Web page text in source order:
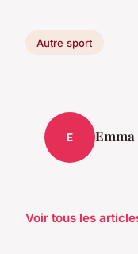
Autre sport
E Emma
Voir tous les